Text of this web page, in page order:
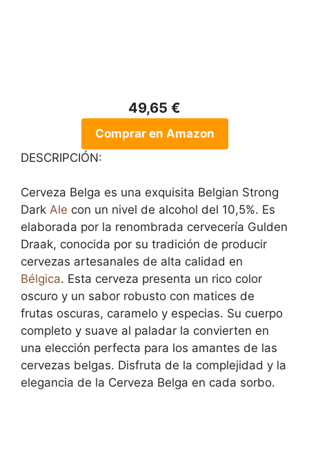
49,65 €
Comprar en Amazon
DESCRIPCIÓN:
Cerveza Belga es una exquisita Belgian Strong
Dark Ale con un nivel de alcohol del 10,5%. Es
elaborada por la renombrada cervecería Gulden
Draak, conocida por su tradición de producir
cervezas artesanales de alta calidad en
Bélgica. Esta cerveza presenta un rico color
oscuro y un sabor robusto con matices de
frutas oscuras, caramelo y especias. Su cuerpo
completo y suave al paladar la convierten en
una elección perfecta para los amantes de las
cervezas belgas. Disfruta de la complejidad y la
elegancia de la Cerveza Belga en cada sorbo.